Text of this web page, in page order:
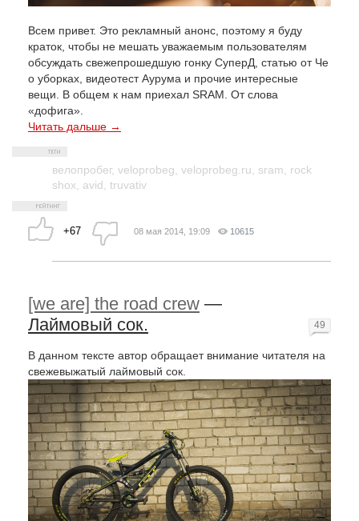
Всем привет. Это рекламный анонс, поэтому я буду
краток, чтобы не мешать уважаемым пользователям
обсуждать свежепрошедшую гонку СуперД, статью от Че
о уборках, видеотест Аурума и прочие интересные
вещи. В общем к нам приехал SRAM. От слова
«дофига».
Читать дальше →
велопробег, veloprobeg, veloprobeg.ru, sram, rock
shox, avid, truvativ
+67 08 мая 2014, 19:09 10615
[we are] the road crew —
Лаймовый сок.
В данном тексте автор обращает внимание читателя на
свежевыжатый лаймовый сок.
49